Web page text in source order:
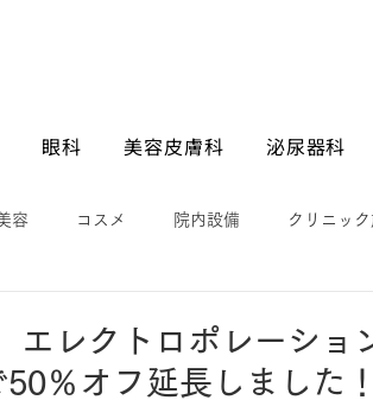
眼科 美容皮膚科 泌尿器科
容 コスメ 院内設備 クリニッ
エレクトロポレーショ
％オフ延長しました！